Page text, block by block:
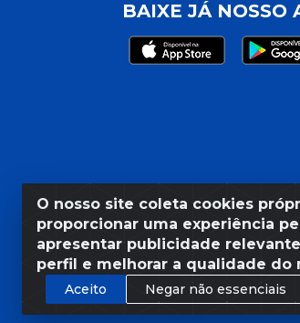
O nosso site coleta cookies
proporcionar uma experiência
apresentar publicidade
perfil e melhorar a qualidade do
Aceito Negar não essenciais
BAIXE JÁ NOSSO
Razão